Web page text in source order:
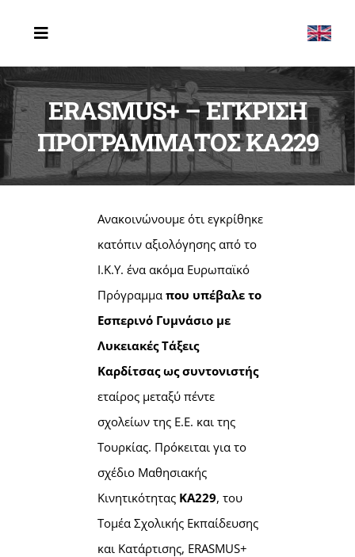
περιεχόμενο
Toggle
Navigation
ΑΡΧΙΚΗ
ΤΟ ΣΧΟΛΕΙΟ
ERASMUS
ΤΕΛΕΥΤΑΙΑ ΝΕΑ
ΕΠΙΚΟΙΝΩΝΙΑ
ERASMUS+ – ΕΓΚΡΙΣΗ
ΠΡΟΓΡΑΜΜΑΤΟΣ ΚΑ229
Ανακοινώνουμε ότι εγκρίθηκε
κατόπιν αξιολόγησης από το
Ι.Κ.Υ. ένα ακόμα Ευρωπαϊκό
Πρόγραμμα που υπέβαλε το
Εσπερινό Γυμνάσιο με
Λυκειακές Τάξεις
Καρδίτσας ως συντονιστής
εταίρος μεταξύ πέντε
σχολείων της Ε.Ε. και της
Τουρκίας. Πρόκειται για το
σχέδιο Μαθησιακής
Κινητικότητας ΚΑ229, του
Τομέα Σχολικής Εκπαίδευσης
και Κατάρτισης, ERASMUS+